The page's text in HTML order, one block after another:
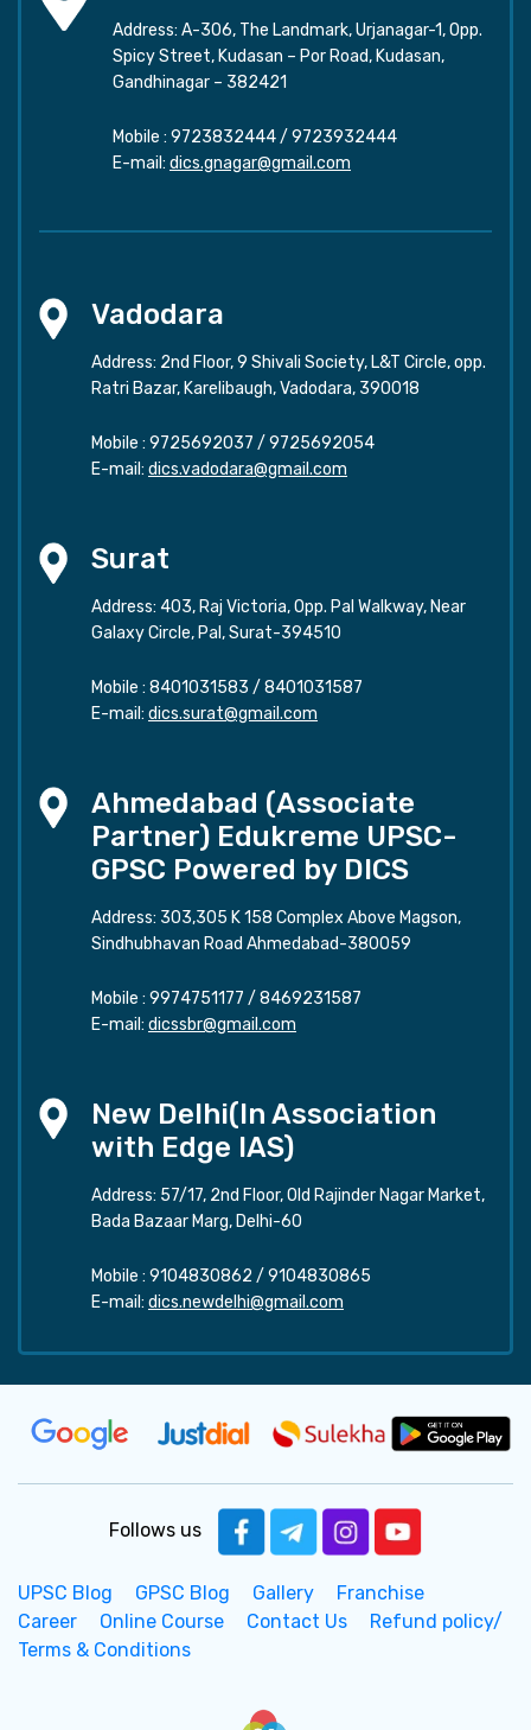
Address: A-306, The Landmark, Urjanagar-1, Opp.
Spicy Street, Kudasan – Por Road, Kudasan,
Gandhinagar – 382421
Mobile : 9723832444/ 9723932444
E-mail: dics.gnagar@gmail.com
Vadodara
Address: 2nd Floor, 9 Shivali Society, L&T Circle, opp.
Ratri Bazar, Karelibaugh, Vadodara, 390018
Mobile : 9725692037 / 9725692054
E-mail: dics.vadodara@gmail.com
Surat
Address: 403, Raj Victoria, Opp. Pal Walkway, Near
Galaxy Circle, Pal, Surat-394510
Mobile : 8401031583 / 8401031587
E-mail: dics.surat@gmail.com
Ahmedabad (Associate
Partner) Edukreme UPSC-
GPSC Powered by DICS
Address: 303,305 K 158 Complex Above Magson,
Sindhubhavan Road Ahmedabad-380059
Mobile : 9974751177 / 8469231587
E-mail: dicssbr@gmail.com
New Delhi(In Association
with Edge IAS)
Address: 57/17, 2nd Floor, Old Rajinder Nagar Market,
Bada Bazaar Marg, Delhi-60
Mobile : 9104830862 / 9104830865
E-mail: dics.newdelhi@gmail.com
Follows us
UPSC Blog GPSC Blog Gallery
Franchise
Career
Online Course Contact Us
Refund policy/
Terms & Conditions